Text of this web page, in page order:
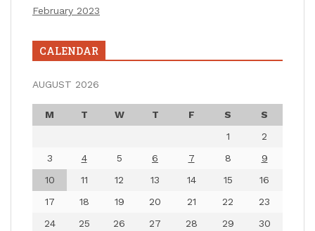
February 2023
CALENDAR
AUGUST 2026
M T W T F S
S
1
2
3
4 5 6 7 8
9
10
11 12 13 14 15
16
17
18 19 20 21 22
23
24
25 26 27 28 29
30